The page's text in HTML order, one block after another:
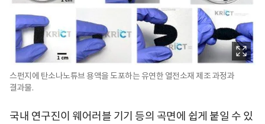
스펀지에 탄소나노튜브 용액을 도포하는 유연한 열전소재 제조 과정과
결과물.
국내 연구진이 웨어러블 기기 등의 곡면에 쉽게 붙일 수 있